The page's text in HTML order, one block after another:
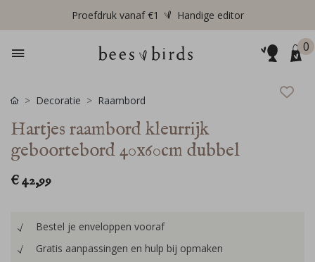
Proefdruk vanaf €1 Handige editor
0
Decoratie Raambord
Hartjes raambord kleurrijk
geboortebord 40x60cm dubbel
€ 42,99
Bestel je enveloppen vooraf
Gratis aanpassingen en hulp bij opmaken